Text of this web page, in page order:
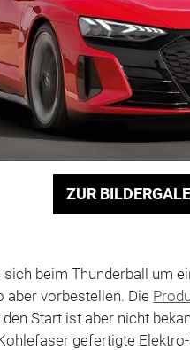
ZUR
beim Thunderball um
aber vorbestellen. Die
Start ist aber nicht
gefertigte